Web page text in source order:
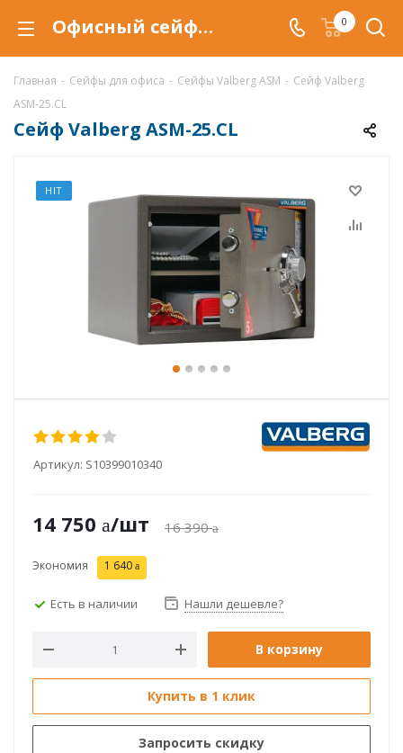
Офисный сейф Valberg ASM-25.CL в Уфе купить со скидкой по низкой цене в интернет-магазине ValbergSafe.ru 0
Главная - Сейфы для офиса - Сейфы Valberg ASM - Сейф Valberg
ASM-25.CL
Сейф Valberg ASM-25.CL
HIT
Артикул: S10399010340
14 750 /шт 16 390
Экономия 1 640
Есть в наличии Нашли дешевле?
В корзину
Купить в 1 клик
Запросить скидку